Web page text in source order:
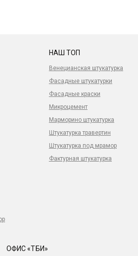
НАШ ТОП
Венецианская штукатурка
Фасадные штукатурки
Фасадные краски
Микроцемент
Марморино штукатурка
Штукатурка травертин
Штукатурка под мрамор
Фактурная штукатурка
ОФИС «ТБИ»